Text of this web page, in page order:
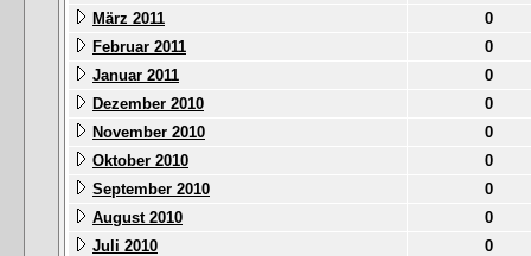
März 2011
0
Februar 2011
0
Januar 2011
0
Dezember 2010
0
November 2010
0
Oktober 2010
0
September 2010
0
August 2010
0
Juli 2010
0